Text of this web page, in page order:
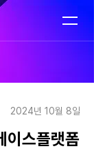
2024년 10월 8일
이스플랫폼